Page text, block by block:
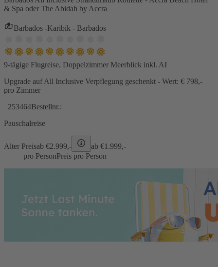
& Spa oder The Abidah by Accra
Barbados -Karibik - Barbados
9-tägige Flugreise, Doppelzimmer Meerblick inkl. AI
Upgrade auf All Inclusive Verpflegung geschenkt - Wert: € 798,-
pro Zimmer
253464Bestellnr.:
Pauschalreise
Alter Preisab €2.999,- ab €1.999,-
pro PersonPreis pro Person